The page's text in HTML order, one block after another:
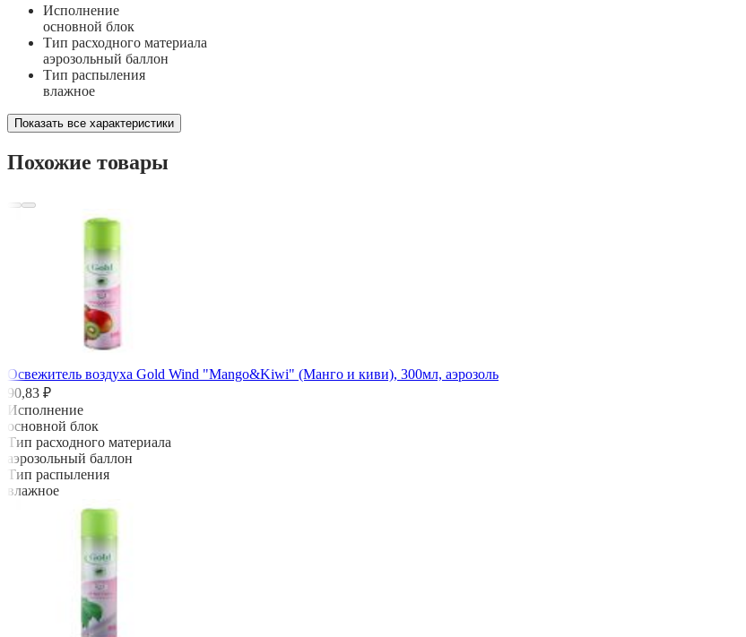
Исполнение
основной блок
Тип расходного материала
аэрозольный баллон
Тип распыления
влажное
Показать все характеристики
Похожие товары
Освежитель воздуха Gold Wind "Mango&Kiwi" (Манго и киви), 300мл, аэрозоль
90,83 ₽
Исполнение
основной блок
Тип расходного материала
аэрозольный баллон
Тип распыления
влажное